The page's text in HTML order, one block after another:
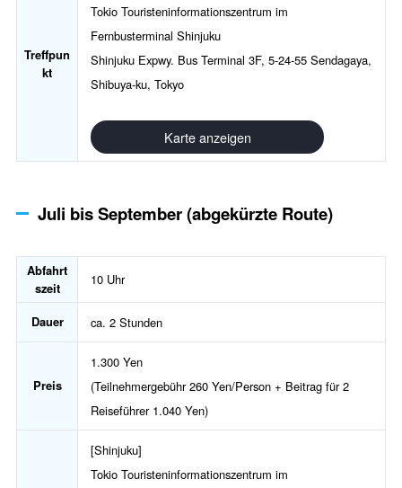
Treffpun
kt
Tokio Touristeninformationszentrum im
Fernbusterminal Shinjuku
Shinjuku Expwy. Bus Terminal 3F, 5-24-55 Sendagaya,
Shibuya-ku, Tokyo
Karte anzeigen
Juli bis September (abgekürzte Route)
Abfahrt
szeit
10 Uhr
Dauer ca. 2 Stunden
Preis
1.300 Yen
(Teilnehmergebühr 260 Yen/Person + Beitrag für 2
Reiseführer 1.040 Yen)
[Shinjuku]
Tokio Touristeninformationszentrum im